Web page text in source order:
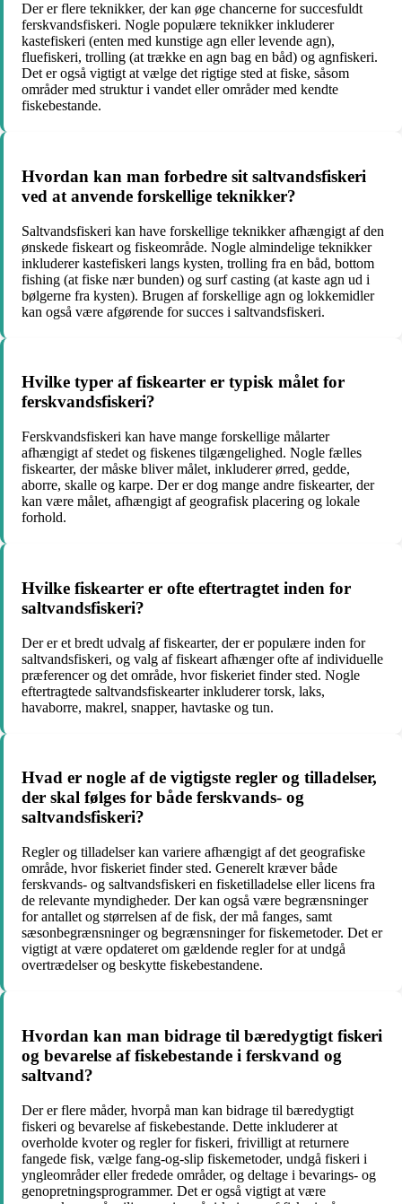
Der er flere teknikker, der kan øge chancerne for succesfuldt
ferskvandsfiskeri. Nogle populære teknikker inkluderer
kastefiskeri (enten med kunstige agn eller levende agn),
fluefiskeri, trolling (at trække en agn bag en båd) og agnfiskeri.
Det er også vigtigt at vælge det rigtige sted at fiske, såsom
områder med struktur i vandet eller områder med kendte
fiskebestande.
Hvordan kan man forbedre sit saltvandsfiskeri
ved at anvende forskellige teknikker?
Saltvandsfiskeri kan have forskellige teknikker afhængigt af den
ønskede fiskeart og fiskeområde. Nogle almindelige teknikker
inkluderer kastefiskeri langs kysten, trolling fra en båd, bottom
fishing (at fiske nær bunden) og surf casting (at kaste agn ud i
bølgerne fra kysten). Brugen af forskellige agn og lokkemidler
kan også være afgørende for succes i saltvandsfiskeri.
Hvilke typer af fiskearter er typisk målet for
ferskvandsfiskeri?
Ferskvandsfiskeri kan have mange forskellige målarter
afhængigt af stedet og fiskenes tilgængelighed. Nogle fælles
fiskearter, der måske bliver målet, inkluderer ørred, gedde,
aborre, skalle og karpe. Der er dog mange andre fiskearter, der
kan være målet, afhængigt af geografisk placering og lokale
forhold.
Hvilke fiskearter er ofte eftertragtet inden for
saltvandsfiskeri?
Der er et bredt udvalg af fiskearter, der er populære inden for
saltvandsfiskeri, og valg af fiskeart afhænger ofte af individuelle
præferencer og det område, hvor fiskeriet finder sted. Nogle
eftertragtede saltvandsfiskearter inkluderer torsk, laks,
havaborre, makrel, snapper, havtaske og tun.
Hvad er nogle af de vigtigste regler og tilladelser,
der skal følges for både ferskvands- og
saltvandsfiskeri?
Regler og tilladelser kan variere afhængigt af det geografiske
område, hvor fiskeriet finder sted. Generelt kræver både
ferskvands- og saltvandsfiskeri en fisketilladelse eller licens fra
de relevante myndigheder. Der kan også være begrænsninger
for antallet og størrelsen af de fisk, der må fanges, samt
sæsonbegrænsninger og begrænsninger for fiskemetoder. Det er
vigtigt at være opdateret om gældende regler for at undgå
overtrædelser og beskytte fiskebestandene.
Hvordan kan man bidrage til bæredygtigt fiskeri
og bevarelse af fiskebestande i ferskvand og
saltvand?
Der er flere måder, hvorpå man kan bidrage til bæredygtigt
fiskeri og bevarelse af fiskebestande. Dette inkluderer at
overholde kvoter og regler for fiskeri, frivilligt at returnere
fangede fisk, vælge fang-og-slip fiskemetoder, undgå fiskeri i
yngleområder eller fredede områder, og deltage i bevarings- og
genopretningsprogrammer. Det er også vigtigt at være